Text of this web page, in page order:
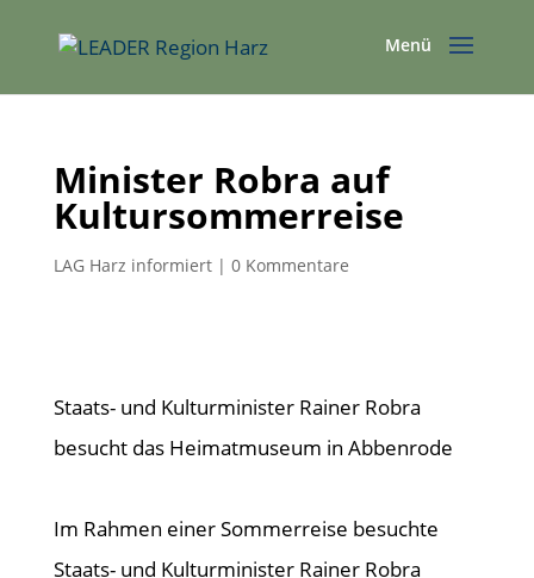
Minister Robra auf
Kultursommerreise
LAG Harz informiert| 0 Kommentare
Staats- und Kulturminister Rainer Robra
besucht das Heimatmuseum in Abbenrode
Im Rahmen einer Sommerreise besuchte
Staats- und Kulturminister Rainer Robra